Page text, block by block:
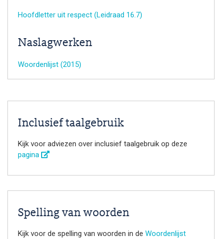
Hoofdletter uit respect (Leidraad 16.7)
Naslagwerken
Woordenlijst (2015)
Inclusief taalgebruik
Kijk voor adviezen over inclusief taalgebruik op deze
pagina
Spelling van woorden
Kijk voor de spelling van woorden in de Woordenlijst